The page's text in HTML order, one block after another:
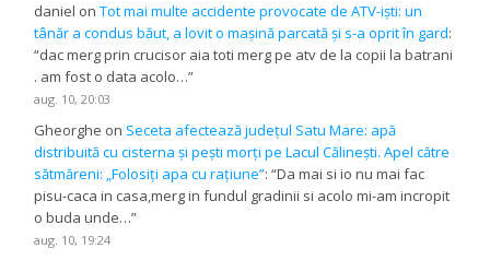
daniel onTot mai multe accidente provocate de ATV-iști: un
tânăr a condus băut, a lovit o mașină parcată și s-a oprit în gard:
“dac merg prin crucisor aia toti merg pe atv de la copii la batrani
. am fost o data acolo…”
aug. 10, 20:03
Gheorghe on Seceta afectează județul Satu Mare: apă
distribuită cu cisterna și pești morți pe Lacul Călinești. Apel către
sătmăreni: „Folosiți apa cu rațiune”: “Da mai si io nu mai fac
pisu-caca in casa,merg in fundul gradinii si acolo mi-am incropit
o buda unde…”
aug. 10, 19:24